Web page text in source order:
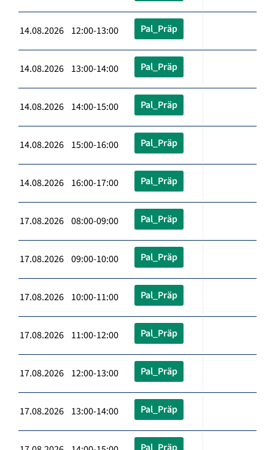
14.08.2026 12:00-13:00 Pal_Präp
14.08.2026 13:00-14:00 Pal_Präp
14.08.2026 14:00-15:00 Pal_Präp
14.08.2026 15:00-16:00 Pal_Präp
14.08.2026 16:00-17:00 Pal_Präp
17.08.2026 08:00-09:00 Pal_Präp
17.08.2026 09:00-10:00 Pal_Präp
17.08.2026 10:00-11:00 Pal_Präp
17.08.2026 11:00-12:00 Pal_Präp
17.08.2026 12:00-13:00 Pal_Präp
17.08.2026 13:00-14:00 Pal_Präp